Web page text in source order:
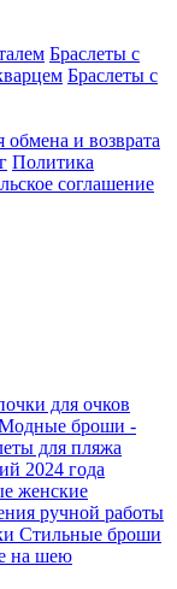
Браслеты с
Браслеты с
обмена и возврата
Политика
соглашение
для очков
броши -
для пляжа
2024 года
женские
ручной работы
Стильные броши
на шею